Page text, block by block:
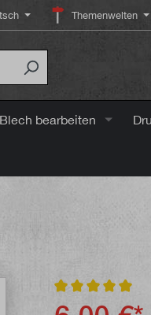
Themenwelten
Blech bearbeiten
Durchschnittliche